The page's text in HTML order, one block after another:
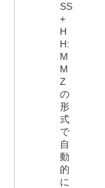
SS
+
H
H:
M
M
Z
の
形
式
で
自
動
的
に